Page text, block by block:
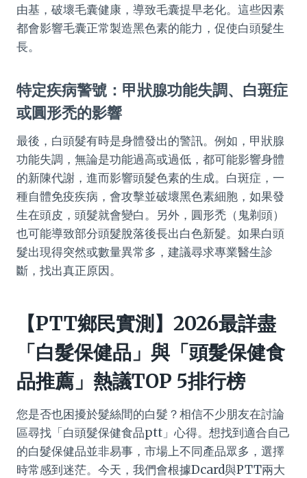
由基，破壞毛囊健康，導致毛囊提早老化。這些因素
都會影響毛囊正常製造黑色素的能力，促使白頭髮生
長。
特定疾病警號：甲狀腺功能失調、白斑症
或圓形禿的影響
最後，白頭髮有時是身體發出的警訊。例如，甲狀腺
功能失調，無論是功能過高或過低，都可能影響身體
的新陳代謝，進而影響頭髮色素的生成。白斑症，一
種自體免疫疾病，會攻擊並破壞黑色素細胞，如果發
生在頭皮，頭髮就會變白。另外，圓形禿（鬼剃頭）
也可能導致部分頭髮脫落後長出白色新髮。如果白頭
髮出現得突然或數量異常多，建議尋求專業醫生診
斷，找出真正原因。
【PTT鄉民實測】2026最詳盡
「白髮保健品」與「頭髮保健食
品推薦」熱議TOP 5排行榜
您是否也困擾於髮絲間的白髮？相信不少朋友在討論
區尋找「白頭髮保健食品ptt」心得。想找到適合自己
的白髮保健品並非易事，市場上不同產品眾多，選擇
時常感到迷茫。今天，我們會根據Dcard與PTT兩大